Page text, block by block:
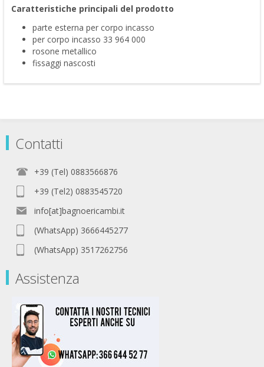
Caratteristiche principali del prodotto
parte esterna per corpo incasso
per corpo incasso 33 964 000
rosone metallico
fissaggi nascosti
Contatti
+39 (Tel) 0883566876
+39 (Tel2) 0883545720
info[at]bagnoericambi.it
(WhatsApp) 3666445277
(WhatsApp) 3517262756
Assistenza